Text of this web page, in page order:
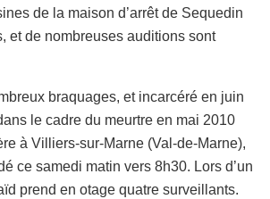
de la maison d’arrêt de Sequedin
et de nombreuses auditions sont
braquages, et incarcéré en juin
le cadre du meurtre en mai 2010
à Villiers-sur-Marne (Val-de-Marne),
ce samedi matin vers 8h30. Lors d’un
prend en otage quatre surveillants.